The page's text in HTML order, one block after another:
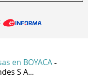
en BOYACA -
S A...